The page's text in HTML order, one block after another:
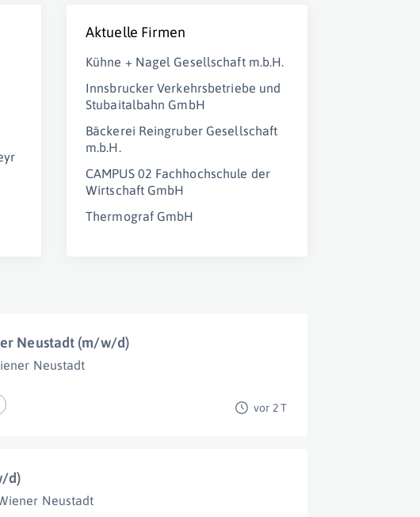
Aktuelle Firmen
Kühne + Nagel Gesellschaft m.b.H.
Innsbrucker Verkehrsbetriebe und
Stubaitalbahn GmbH
Bäckerei Reingruber Gesellschaft
m.b.H.
CAMPUS 02 Fachhochschule der
Wirtschaft GmbH
Thermograf GmbH
Neustadt (m/w/d)
Neustadt
vor 2 T
d)
Neustadt